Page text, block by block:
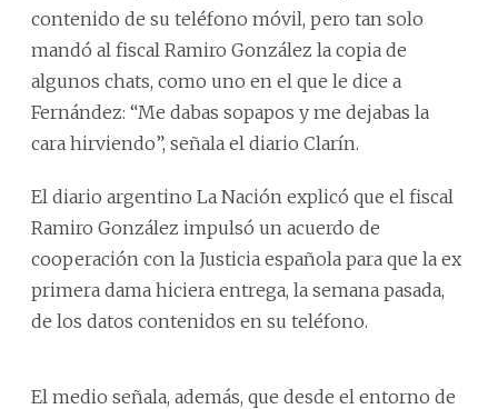
contenido de su teléfono móvil, pero tan solo
mandó al fiscal Ramiro González la copia de
algunos chats, como uno en el que le dice a
Fernández: “Me dabas sopapos y me dejabas la
cara hirviendo”, señala el diario Clarín.
El diario argentino La Nación explicó que el fiscal
Ramiro González impulsó un acuerdo de
cooperación con la Justicia española para que la ex
primera dama hiciera entrega, la semana pasada,
de los datos contenidos en su teléfono.
El medio señala, además, que desde el entorno de